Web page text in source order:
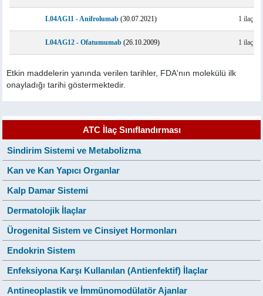
L04AG11 - Anifrolumab (30.07.2021) 1 ilaç
L04AG12 - Ofatumumab (26.10.2009) 1 ilaç
Etkin maddelerin yanında verilen tarihler, FDA'nın molekülü ilk
onayladığı tarihi göstermektedir.
ATC İlaç Sınıflandırması
Sindirim Sistemi ve Metabolizma
Kan ve Kan Yapıcı Organlar
Kalp Damar Sistemi
Dermatolojik İlaçlar
Ürogenital Sistem ve Cinsiyet Hormonları
Endokrin Sistem
Enfeksiyona Karşı Kullanılan (Antienfektif) İlaçlar
Antineoplastik ve İmmünomodülatör Ajanlar